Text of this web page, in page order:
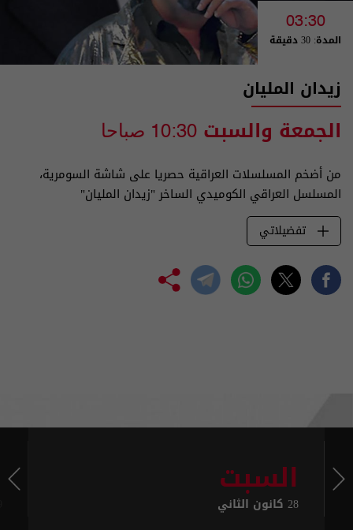
03:30
المدة: 30 دقيقة
زيدان المليان
الجمعة والسبت 10:30 صباحا
من أضخم المسلسلات العراقية حصريا على شاشة السومرية،
المسلسل العراقي الكوميدي الساخر "زيدان المليان"
تفضيلاتي
السبت
28 كانون الثاني